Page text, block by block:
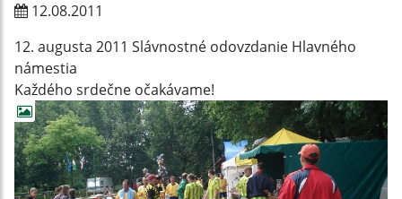
12.08.2011
12. augusta 2011 Slávnostné odovzdanie Hlavného
námestia
Každého srdečne očakávame!